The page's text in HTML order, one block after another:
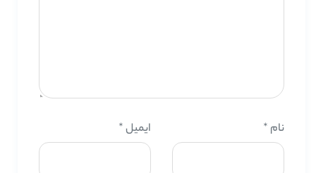
نام * ایمیل*